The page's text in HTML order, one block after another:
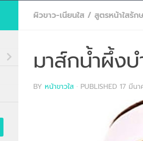
ผิวขาว-เนียนใส / สูตรหน้าใสรัก
มาส์กน้ำผึ้ง
BY หน้าขาวใส · PUBLISHED 17 มีน